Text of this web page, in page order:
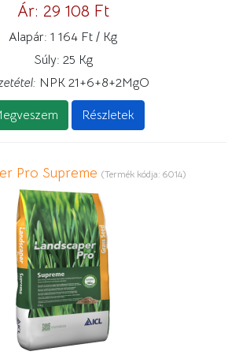
Ár: 29 108 Ft
Alapár: 1 164 Ft / Kg
Súly: 25 Kg
NPK 21+6+8+2MgO
Részletek
Pro Supreme (Termék kódja: 6014)